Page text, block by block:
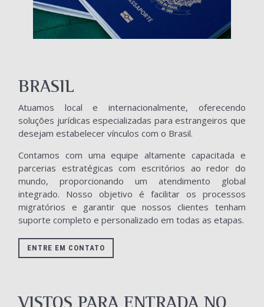
BRASIL
Atuamos local e internacionalmente, oferecendo
soluções jurídicas especializadas para estrangeiros que
desejam estabelecer vínculos com o Brasil.
Contamos com uma equipe altamente capacitada e
parcerias estratégicas com escritórios ao redor do
mundo, proporcionando um atendimento global
integrado. Nosso objetivo é facilitar os processos
migratórios e garantir que nossos clientes tenham
suporte completo e personalizado em todas as etapas.
ENTRE EM CONTATO
VISTOS PARA ENTRADA NO